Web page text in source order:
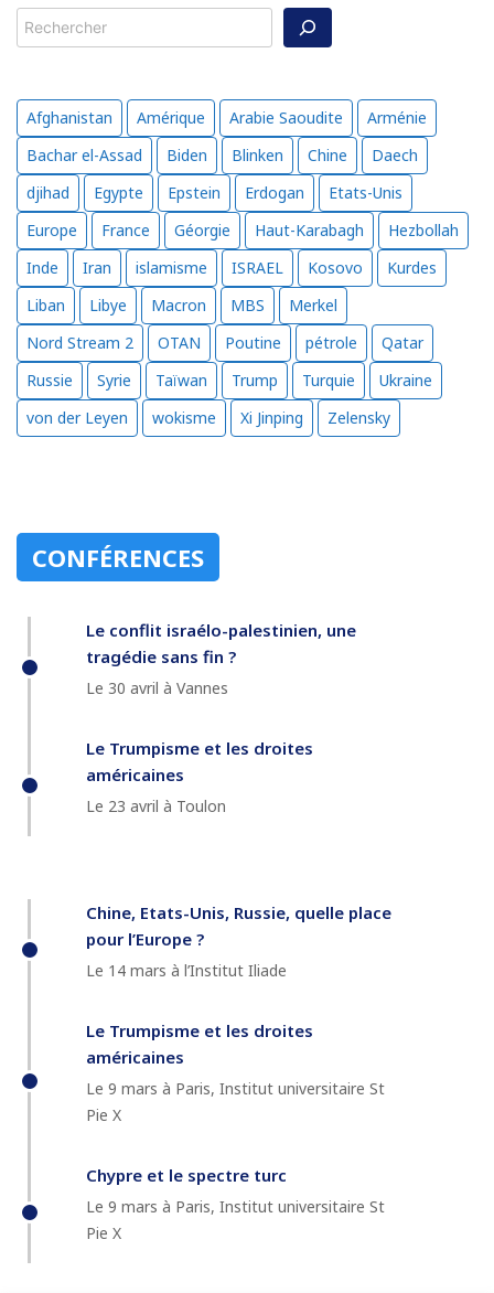
Rechercher
Afghanistan Amérique Arabie Saoudite
Arménie
Bachar el-Assad
Biden Blinken Chine
Daech
djihad
Egypte Epstein Erdogan
Etats-Unis
Europe
France Géorgie Haut-Karabagh
Hezbollah
Inde
Iran islamisme ISRAEL Kosovo
Kurdes
Liban
Libye Macron MBS
Merkel
Nord Stream 2
OTAN Poutine pétrole
Qatar
Russie
Syrie Taïwan Trump Turquie
Ukraine
von der Leyen
wokisme Xi Jinping Zelensky
CONFÉRENCES
Le conflit israélo-palestinien, une
tragédie sans fin ?
Le 30 avril à Vannes
Le Trumpisme et les droites
américaines
Le 23 avril à Toulon
Chine, Etats-Unis, Russie, quelle place
pour l’Europe ?
Le 14 mars à l’Institut Iliade
Le Trumpisme et les droites
américaines
Le 9 mars à Paris, Institut universitaire St
Pie X
Chypre et le spectre turc
Le 9 mars à Paris, Institut universitaire St
Pie X